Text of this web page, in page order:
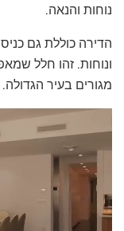
נוחות והנאה.
הדירה כוללת גם
ונוחות. זהו חלל
מגורים בעיר הגדולה.